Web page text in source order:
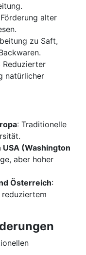
alter
zu Saft,
Reduzierter
natürlicher
: Traditionelle
(Washington
aber hoher
Österreich:
reduziertem